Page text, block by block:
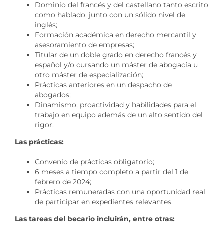
Dominio del francés y del castellano tanto escrito
como hablado, junto con un sólido nivel de
inglés;
Formación académica en derecho mercantil y
asesoramiento de empresas;
Titular de un doble grado en derecho francés y
español y/o cursando un máster de abogacía u
otro máster de especialización;
Prácticas anteriores en un despacho de
abogados;
Dinamismo, proactividad y habilidades para el
trabajo en equipo además de un alto sentido del
rigor.
Las prácticas:
Convenio de prácticas obligatorio;
6 meses a tiempo completo a partir del 1 de
febrero de 2024;
Prácticas remuneradas con una oportunidad real
de participar en expedientes relevantes.
Las tareas del becario incluirán, entre otras: